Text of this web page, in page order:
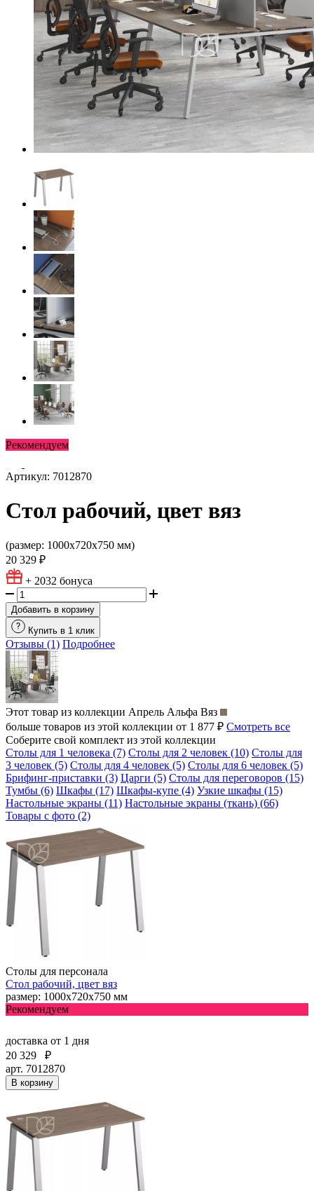
Рекомендуем
Артикул: 7012870
Стол рабочий, цвет вяз
(размер: 1000х720х750 мм)
20 329 ₽
+ 2032 бонуса
Добавить в корзину
Купить в 1 клик
Отзывы (1) Подробнее
Этот товар из коллекции Апрель Альфа Вяз
больше товаров из этой коллекции от 1 877 ₽ Смотреть все
Соберите свой комплект из этой коллекции
Столы для 1 человека (7) Столы для 2 человек (10) Столы для
3 человек (5) Столы для 4 человек (5) Столы для 6 человек (5)
Брифинг-приставки (3) Царги (5) Столы для переговоров (15)
Тумбы (6) Шкафы (17) Шкафы-купе (4) Узкие шкафы (15)
Настольные экраны (11) Настольные экраны (ткань) (66)
Товары с фото (2)
Столы для персонала
Стол рабочий, цвет вяз
размер: 1000х720х750 мм
Рекомендуем
доставка от 1 дня
20 329
₽
арт. 7012870
В корзину